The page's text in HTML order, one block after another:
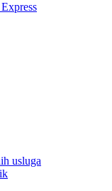
usluga